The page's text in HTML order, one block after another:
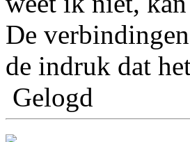
De
de indruk dat
Gelogd